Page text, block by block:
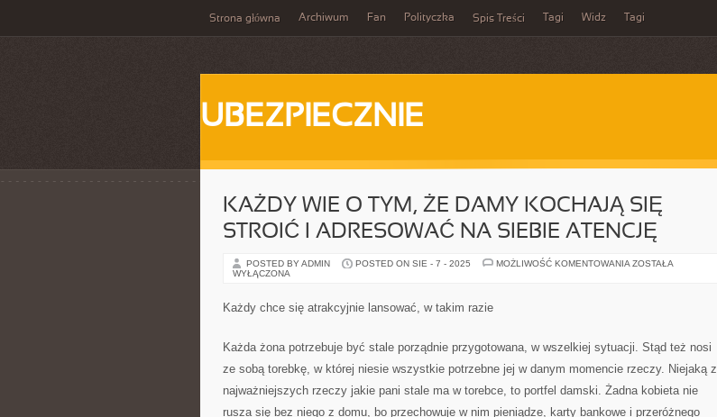
Strona główna Archiwum Fan Polityczka Spis Treści Tagi Widz Tagi
UBEZPIECZNIE
KAŻDY WIE O TYM, ŻE DAMY KOCHAJĄ SIĘ
STROIĆ I ADRESOWAĆ NA SIEBIE ATENCJĘ
POSTED BY ADMIN POSTED ON SIE - 7 - 2025 MOŻLIWOŚĆ KOMENTOWANIA KAŻDY
STROIĆ
I
NA
ATENCJĘ
ZOSTAŁA
WYŁĄCZONA
Każdy chce się atrakcyjnie lansować, w takim razie
Każda żona potrzebuje być stale porządnie przygotowana, w wszelkiej sytuacji. Stąd też nosi
ze sobą torebkę, w której niesie wszystkie potrzebne jej w danym momencie rzeczy. Niejaką z
najważniejszych rzeczy jakie pani stale ma w torebce, to portfel damski. Żadna kobieta nie
rusza się bez niego z domu, bo przechowuje w nim pieniądze, karty bankowe i przeróżnego